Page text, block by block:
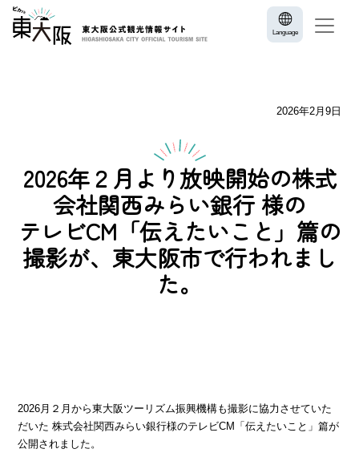
Language
2026年2月9日
2026年２月より放映開始の株式
会社関西みらい銀行 様の
テレビCM「伝えたいこと」篇の
撮影が、東大阪市で行われまし
た。
2026月２月から東大阪ツーリズム振興機構も撮影に協力させていた
だいた 株式会社関西みらい銀行様のテレビCM「伝えたいこと」篇が
公開されました。